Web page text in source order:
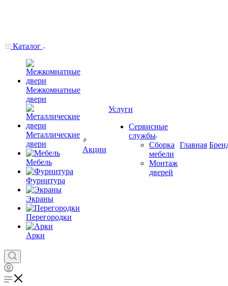
Каталог
Межкомнатные
двери
Металлические
двери
Мебель
Фурнитура
Экраны
Перегородки
Арки
Акции
Услуги
Сервисные
службы
Сборка
мебели
Монтаж
дверей
Главная